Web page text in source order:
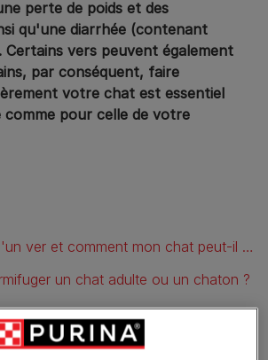
perte de poids et des
qu'une diarrhée (contenant
Certains vers peuvent également
par conséquent, faire
votre chat est essentiel
pour celle de votre
Qu'est-ce qu'un ver et comment mon chat peut-il en attraper ?
un chat adulte ou un chaton ?
santé humaine